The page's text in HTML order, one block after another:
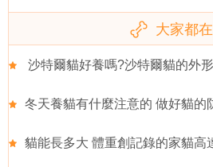
大家都
沙特爾貓好養嗎?沙特爾貓的外
冬天養貓有什麼注意的 做好貓的
貓能長多大 體重創記錄的家貓高